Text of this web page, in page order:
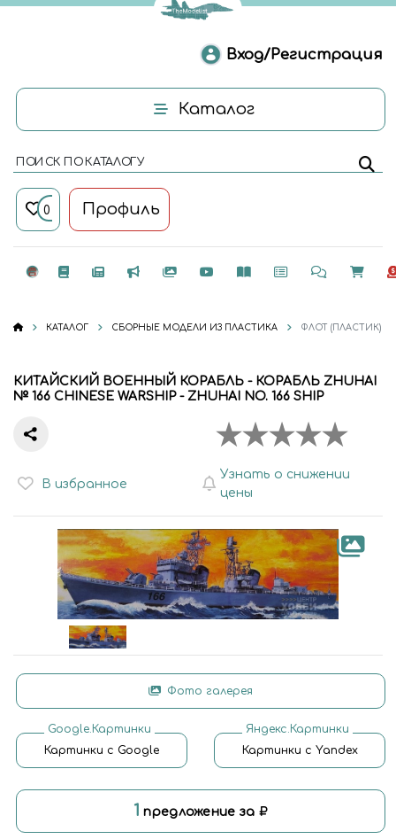
Вход/Регистрация
Каталог
ПОИСК ПО КАТАЛОГУ
0 Профиль
КАТАЛОГ СБОРНЫЕ МОДЕЛИ ИЗ ПЛАСТИКА ФЛОТ (ПЛАСТИК)
КИТАЙСКИЙ ВОЕННЫЙ КОРАБЛЬ - КОРАБЛЬ ZHUHAI
№ 166 CHINESE WARSHIP - ZHUHAI NO. 166 SHIP
В избранное
Узнать о снижении
цены
Фото галерея
Google.Картинки
Картинки с Google
Яндекс.Картинки
Картинки с Yandex
1 предложение за